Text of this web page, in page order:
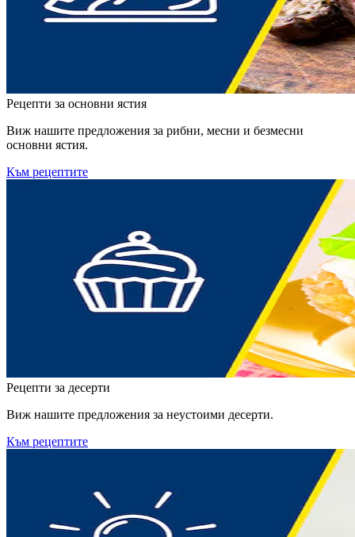
Рецепти за основни ястия
Виж нашите предложения за рибни, месни и безмесни
основни ястия.
Към рецептите
Рецепти за десерти
Виж нашите предложения за неустоими десерти.
Към рецептите